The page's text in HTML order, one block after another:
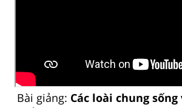
Bài giảng: Các loài chung